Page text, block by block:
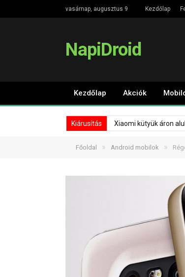
vasárnap, augusztus 9 Kezdőlap
NapiDroid
Kezdőlap Akciók
Kiárusítás Xiaomi kütyük áron alul
Főoldal » Android mobilok »